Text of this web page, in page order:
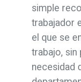
simple
trabajador
el que se
trabajo, sin
necesidad